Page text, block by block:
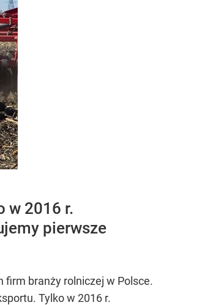
w 2016 r.
pierwsze
firm branży rolniczej w Polsce.
Tylko w 2016 r.